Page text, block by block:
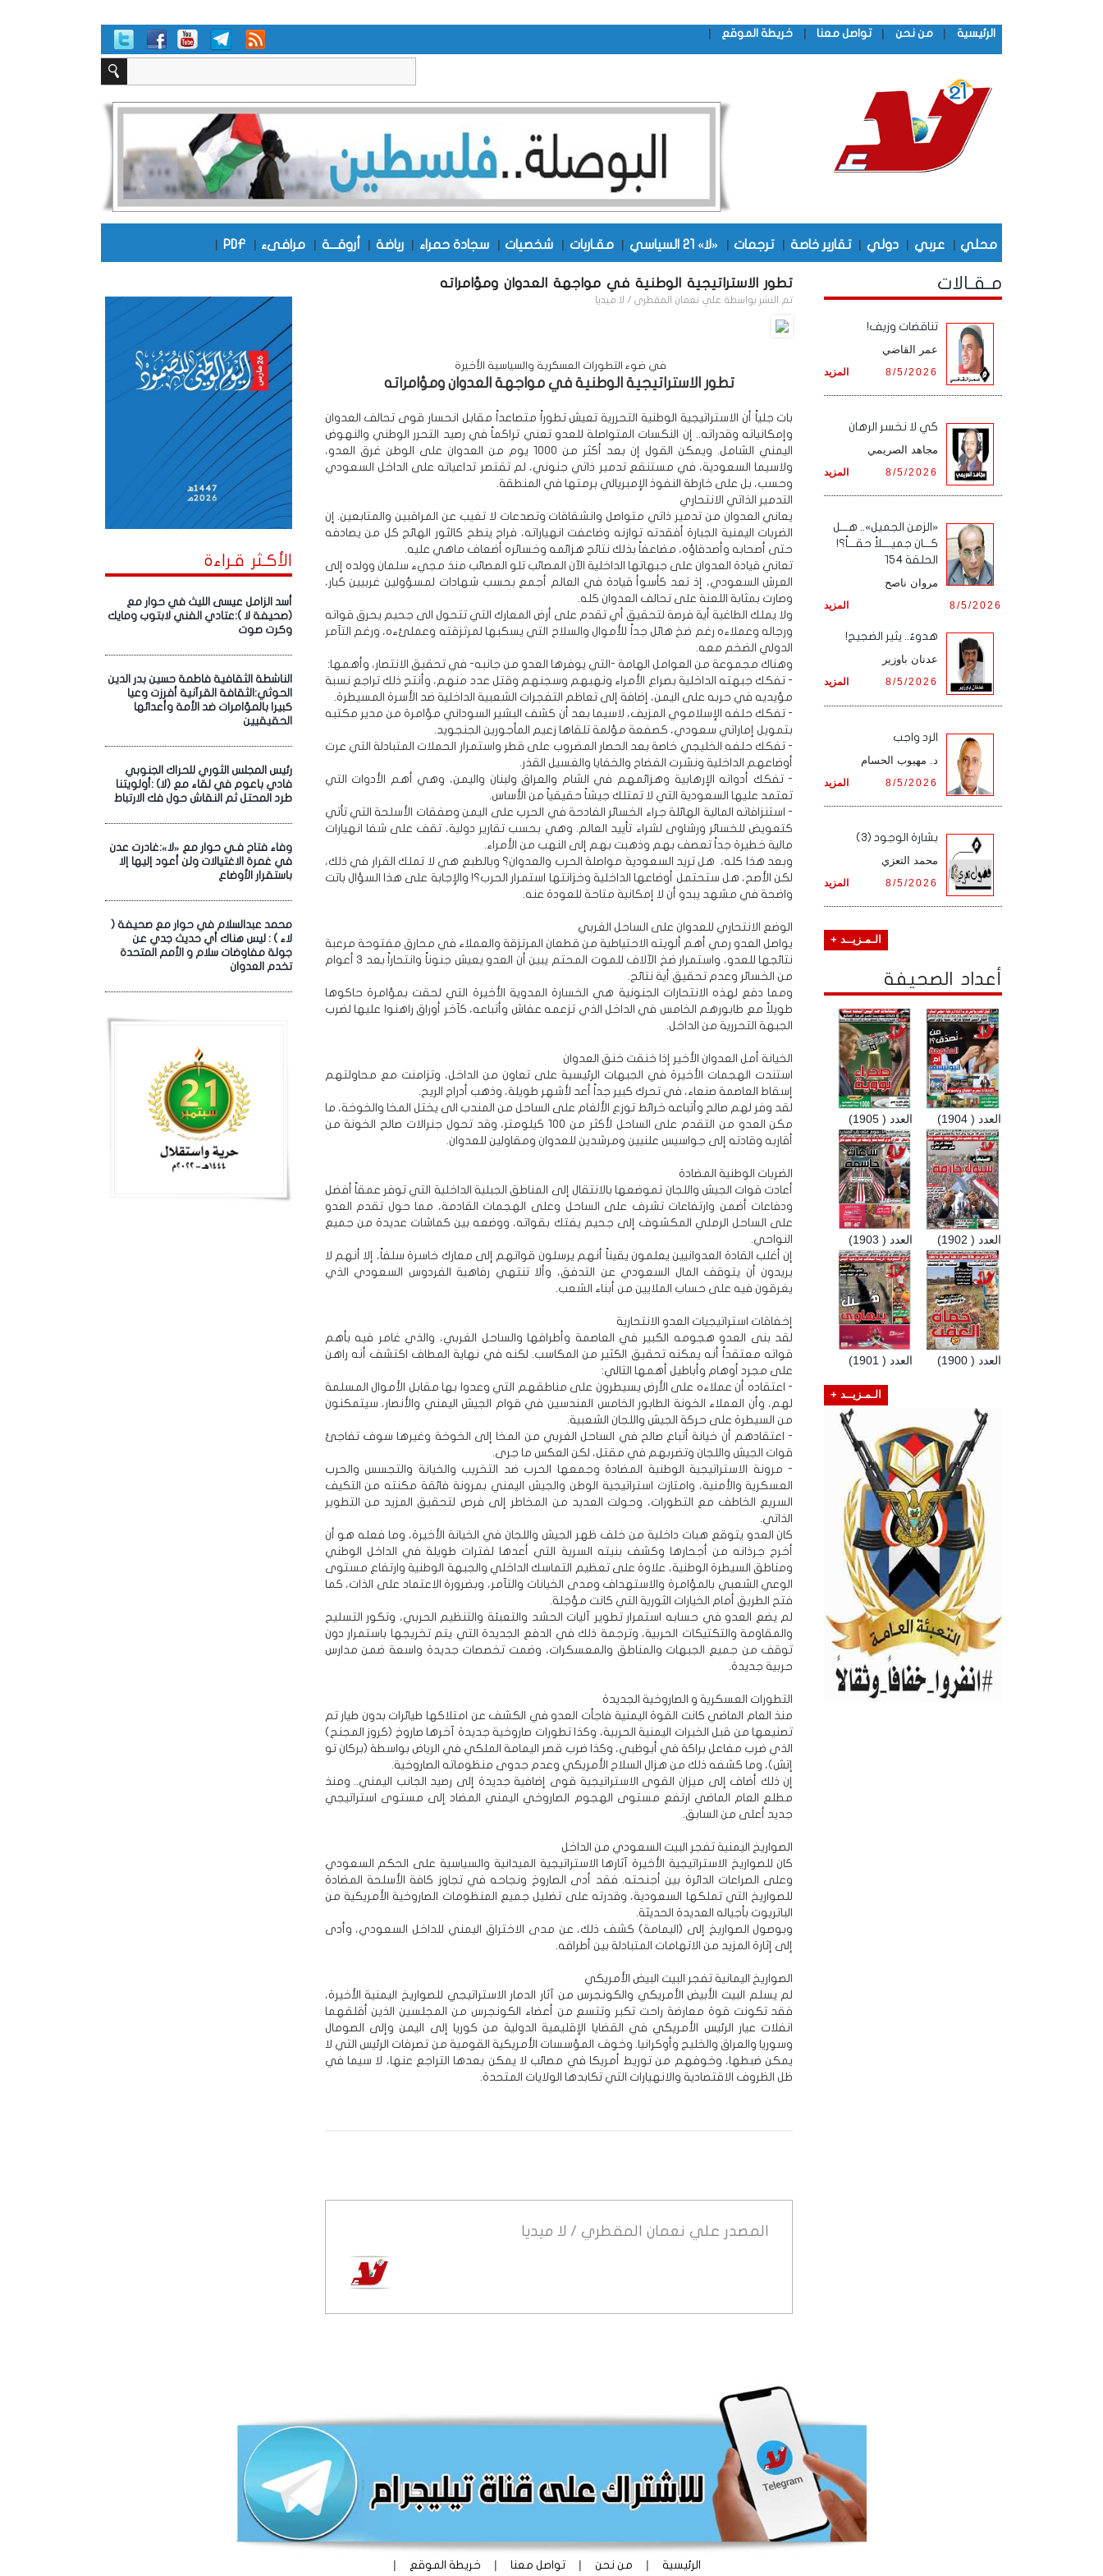
الرئيسية | من نحن | تواصل معنا | خريطة الموقع |
محلي | عربي | دولي | تقارير خاصة | ترجمات | «لا» 21 السياسي | مقـاربات | شخصيات | سجادة حمراء | رياضة | أروقـــة | مرافىء |
PDF
|
الأكـثر قـراءة
أسد الزامل عيسى الليث في حوار مع
(صحيفة لا ):عتادي الفني لابتوب ومايك
وكرت صوت
الناشطة الثقافية فاطمة حسين بدر الدين
الحوثي:الثقافة القرآنية أفرزت وعيا
كبيرا بالمؤامرات ضد الأمة وأعدائها
الحقيقيين
رئيس المجلس الثوري للحراك الجنوبي
فادي باعوم في لقاء مع (لا) :أولويتنا
طرد المحتل ثم النقاش حول فك الارتباط
وفاء فتاح فـي حوار مع «لا»:غادرت عدن
في غمرة الاغتيالات ولن أعود إليها إلا
باستقرار الأوضاع
محمد عبدالسلام في حوار مع صحيفة (
لاء ) : ليس هناك أي حديث جدي عن
جولة مفاوضات سلام و الأمم المتحدة
تخدم العدوان
تطور الاستراتيجية الوطنية في مواجهة العدوان ومؤامراته
تم النشر بواسطة علي نعمان المقطري / لا ميديا
في ضوء التطورات العسكرية والسياسية الأخيرة
تطور الاستراتيجية الوطنية في مواجهة العدوان ومؤامراته
بات جلياً أن الاستراتيجية الوطنية التحررية تعيش تطوراً متصاعداً مقابل انحسار قوى تحالف العدوان
وإمكانياته وقدراته.. إن النكسات المتواصلة للعدو تعني تراكماً في رصيد التحرر الوطني والنهوض
اليمني الشامل. ويمكن القول إن بعد أكثر من 1000 يوم من العدوان على الوطن غرق العدو،
ولاسيما السعودية، في مستنقع تدمير ذاتي جنوني، لم تقتصر تداعياته على الداخل السعودي
وحسب، بل على خارطة النفوذ الإمبريالي برمتها في المنطقة.
التدمير الذاتي الانتحاري
يعاني العدوان من تدمير ذاتي متواصل وانشقاقات وتصدعات لا تغيب عن المراقبين والمتابعين. إن
الضربات اليمنية الجبارة أفقدته توازنه وضاعفت انهياراته، فراح ينطح كالثور الهائج كل من يصادفه
حتى أصحابه وأصدقاؤه، مضاعفاً بذلك نتائج هزائمه وخسائره أضعاف ماهي عليه.
تعاني قيادة العدوان على جبهاتها الداخلية الآن المصائب تلو المصائب منذ مجيء سلمان وولده إلى
العرش السعودي، إذ تعد كأسوأ قيادة في العالم أجمع بحسب شهادات لمسؤولين غربيين كبار،
وصارت بمثابة اللعنة على تحالف العدوان كله.
ولا يملك الطاغية أية فرصة لتحقيق أي تقدم على أرض المعارك التي تتحول الى جحيم يحرق قواته
ورجاله وعملاءه رغم ضخ هائل جداً للأموال والسلاح التي يسكبها لمرتزقته وعملئءه، ورغم التآمر
الدولي الضخم معه.
وهناك مجموعة من العوامل الهامة -التي يوفرها العدو من جانبه- في تحقيق الانتصار، وأهمها:
- تفكك جبهته الداخلية بصراع الأمراء ونهبهم وسجنهم وقتل عدد منهم، وأنتج ذلك تراجع نسبة
مؤيديه في حربه على اليمن، إضافة إلى تعاظم التفجرات الشعبية الداخلية ضد الأسرة المسيطرة.
- تفكك حلفه الإسلاموي المزيف، لاسيما بعد أن كشف البشير السوداني مؤامرة من مدير مكتبه
بتمويل إماراتي سعودي، كصفعة مؤلمة تلقاها زعيم المأجورين الجنجويد.
- تفكك حلفه الخليجي خاصة بعد الحصار المضروب على قطر واستمرار الحملات المتبادلة التي عرت
أوضاعهم الداخلية ونشرت الفضاح والخفايا والغسيل القذر.
- تفكك أدواته الإرهابية وهزائمهم في الشام والعراق ولبنان واليمن، وهي أهم الأدوات التي
تعتمد عليها السعودية التي لا تمتلك جيشاً حقيقياً من الأساس.
- استنزافاته المالية الهائلة جراء الخسائر الفادحة في الحرب على اليمن وصفقات الأسلحة التي تأتي
كتعويض للخسائر ورشاوى لشراء تأييد العالم. وهي بحسب تقارير دولية، تقف على شفا انهيارات
مالية خطيرة جداً تعصف بهم وذهبت بهم إلى النهب من الأمراء.
وبعد هذا كله، هل تريد السعودية مواصلة الحرب والعدوان؟ وبالطبع هي لا تملك القرار في ذلك،
لكن الأصح، هل ستحتمل أوضاعها الداخلية وخزانتها استمرار الحرب؟! والإجابة على هذا السؤال باتت
واضحة في مشهد يبدو أن لا إمكانية متاحة للعودة عنه.
الوضع الانتحاري للعدوان على الساحل الغربي
يواصل العدو رمي أهم ألويته الاحتياطية من قطعان المرتزقة والعملاء في محارق مفتوحة مرعبة
نتائجها للعدو، واستمرار ضخ الآلاف للموت المحتم يبين أن العدو يعيش جنوناً وانتحاراً بعد 3 أعوام
من الخسائر وعدم تحقيق أية نتائج.
ومما دفع لهذه الانتحارات الجنونية هي الخسارة المدوية الأخيرة التي لحقت بمؤامرة حاكوها
طويلاً مع طابورهم الخامس في الداخل الذي تزعمه عفاش وأتباعه، كآخر أوراق راهنوا عليها لضرب
الجبهة التحررية من الداخل.
الخيانة أمل العدوان الأخير إذا خنقت خنق العدوان
استندت الهجمات الأخيرة في الجبهات الرئيسية على تعاون من الداخل، وتزامنت مع محاولتهم
إسقاط العاصمة صنعاء، في تحرك كبير جداً أعد لأشهر طويلة، وذهب أدراج الريح.
لقد وفر لهم صالح وأتباعه خرائط توزع الألغام على الساحل من المندب الى يختل المخا والخوخة، ما
مكن العدو من التقدم على الساحل لأكثر من 100 كيلومتر، وقد تحول جنرالات صالح الخونة من
أقاربه وقادته إلى جواسيس علنيين ومرشدين للعدوان ومقاولين للعدوان.
الضربات الوطنية المضادة
أعادت قوات الجيش واللجان تموضعها بالانتقال إلى المناطق الجبلية الداخلية التي توفر عمقاً أفضل
ودفاعات أضمن وارتفاعات تشرف على الساحل وعلى الهجمات القادمة، مما حول تقدم العدو
على الساحل الرملي المكشوف إلى جحيم يفتك بقواته، ووضعه بين كماشات عديدة من جميع
النواحي.
إن أغلب القادة العدوانيين يعلمون يقيناً أنهم يرسلون قواتهم إلى معارك خاسرة سلفاً، إلا أنهم لا
يريدون أن يتوقف المال السعودي عن التدفق، وألا تنتهي رفاهية الفردوس السعودي الذي
يغرقون فيه على حساب الملايين من أبناء الشعب.
إخفاقات استراتيجيات العدو الانتحارية
لقد بنى العدو هجومه الكبير في العاصمة وأطرافها والساحل الغربي، والذي غامر فيه بأهم
قواته معتقداً أنه يمكنه تحقيق الكثير من المكاسب. لكنه في نهاية المطاف اكتشف أنه راهن
على مجرد أوهام وأباطيل أهمها التالي:
- اعتقاده أن عملاءه على الأرض يسيطرون على مناطقهم التي وعدوا بها مقابل الأموال المسلمة
لهم، وأن العملاء الخونة الطابور الخامس المندسين في قوام الجيش اليمني والأنصار، سيتمكنون
من السيطرة على حركة الجيش واللجان الشعبية.
- اعتقادهم أن خيانة أتباع صالح في الساحل الغربي من المخا إلى الخوخة وغيرها سوف تفاجئ
قوات الجيش واللجان وتضربهم في مقتل، لكن العكس ما جرى.
- مرونة الاستراتيجية الوطنية المضادة وجمعها الحرب ضد التخريب والخيانة والتجسس والحرب
العسكرية والأمنية، وامتازت استراتيجية الوطن والجيش اليمني بمرونة فائقة مكنته من التكيف
السريع الخاطف مع التطورات، وحولت العديد من المخاطر إلى فرص لتحقيق المزيد من التطوير
الذاتي.
كان العدو يتوقع هبات داخلية من خلف ظهر الجيش واللجان في الخيانة الأخيرة، وما فعله هو أن
أخرج جرذانه من أجحارها وكشف بنيته السرية التي أعدها لفترات طويلة في الداخل الوطني
ومناطق السيطرة الوطنية، علاوة على تعظيم التماسك الداخلي والجبهة الوطنية وارتفاع مستوى
الوعي الشعبي بالمؤامرة والاستهداف ومدى الخيانات والتآمر، وبضرورة الاعتماد على الذات، كما
فتح الطريق أمام الخيارات الثورية التي كانت مؤجلة.
لم يضع العدو في حسابه استمرار تطوير آليات الحشد والتعبئة والتنظيم الحربي، وتكور التسليح
والمقاومة والتكتيكات الحربية، وترجمة ذلك في الدفع الجديدة التي يتم تخريجها باستمرار دون
توقف من جميع الجبهات والمناطق والمعسكرات، وضمت تخصصات جديدة واسعة ضمن مدارس
حربية جديدة.
التطورات العسكرية و الصاروخية الجديدة
منذ العام الماضي كانت القوة اليمنية فاجأت العدو في الكشف عن امتلاكها طيائرات بدون طيار تم
تصنيعها من قبل الخبرات اليمنية الحربية، وكذا تطورات صاروخية جديدة آخرها صاروخ (كروز المجنح)
الذي ضرب مفاعل براكة في أبوظبي، وكذا ضرب قصر اليمامة الملكي في الرياض بواسطة (بركان تو
إتش)، وما كشفه ذلك من هزال السلاح الأمريكي وعدم جدوى منظوماته الصاروخية.
إن ذلك أضاف إلى ميزان القوى الاستراتيجية قوى إضافية جديدة إلى رصيد الجانب اليمني.. ومنذ
مطلع العام الماضي ارتفع مستوى الهجوم الصاروخي اليمني المضاد إلى مستوى استراتيجي
جديد أعلى من السابق.
الصواريخ اليمنية تفجر البيت السعودي من الداخل
كان للصواريخ الاستراتيجية الأخيرة آثارها الاستراتيجية الميدانية والسياسية على الحكم السعودي
وعلى الصراعات الدائرة بين أجنحته. فقد أدى الصاروخ ونجاحه في تجاوز كافة الأسلحة المضادة
للصواريخ التي تملكها السعودية، وقدرته على تضليل جميع المنظومات الصاروخية الأمريكية من
الباتريوت بأجياله العديدة الحديثة.
وبوصول الصواريخ إلى (اليمامة) كشف ذلك، عن مدى الاختراق اليمني للداخل السعودي، وأدى
إلى إثارة المزيد من الاتهامات المتبادلة بين أطرافه.
الصواريخ اليمانية تفجر البيت البيض الأمريكي
لم يسلم البيت الأبيض الأمريكي والكونجرس من آثار الدمار الاستراتيجي للصواريخ اليمنية الأخيرة،
فقد تكونت قوة معارضة راحت تكبر وتتسع من أعضاء الكونجرس من المجلسين الذين أقلقهما
انفلات عيار الرئيس الأمريكي في القضايا الإقليمية الدولية من كوريا إلى اليمن وإلى الصومال
وسوريا والعراق والخليج وأوكرانيا. وخوف المؤسسات الأمريكية القومية من تصرفات الرئيس التي لا
يمكن ضبطها، وخوفهم من توريط أمريكا في مصائب لا يمكن بعدها التراجع عنها، لا سيما في
ظل الظروف الاقتصادية والانهيارات التي تكابدها الولايات المتحدة.
المصدر علي نعمان المقطري / لا ميديا
مـقـالات
تناقضات وزيف!
عمر القاضي
المزيد 8/5/2026
كي لا نخسر الرهان
مجاهد الصريمي
المزيد 8/5/2026
«الزمن الجميل».. هـــل
كـــان جميــــلاً حقـــاً؟!
الحلقة 154
مروان ناصح
المزيد 8/5/2026
هدوءٌ.. يثير الضجيج!
عدنان باوزير
المزيد 8/5/2026
الرد واجب
د. مهيوب الحسام
المزيد 8/5/2026
بشارة الوجود (3)
محمد التعزي
المزيد 8/5/2026
الـمـزيــد +
أعداد الصحيفة
العدد ( 1905) العدد ( 1904)
العدد ( 1903) العدد ( 1902)
العدد ( 1901) العدد ( 1900)
الـمـزيــد +
الرئيسية | من نحن | تواصل معنا | خريطة الموقع |